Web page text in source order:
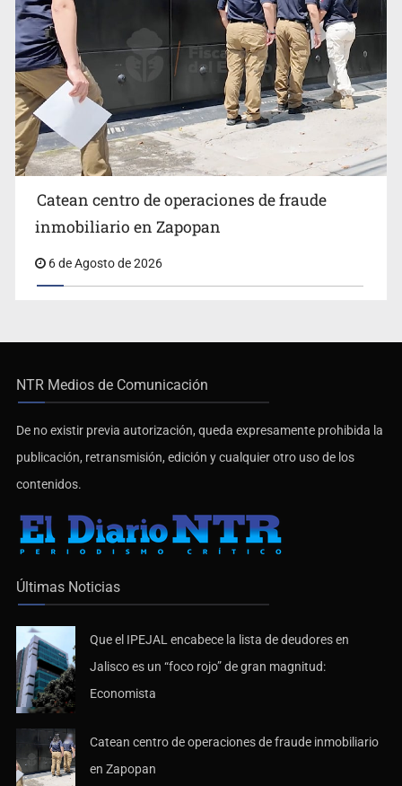
Catean centro de operaciones de fraude
inmobiliario en Zapopan
6 de Agosto de 2026
NTR Medios de Comunicación
De no existir previa autorización, queda expresamente prohibida la
publicación, retransmisión, edición y cualquier otro uso de los
contenidos.
Últimas Noticias
Que el IPEJAL encabece la lista de deudores en
Jalisco es un “foco rojo” de gran magnitud:
Economista
Catean centro de operaciones de fraude inmobiliario
en Zapopan